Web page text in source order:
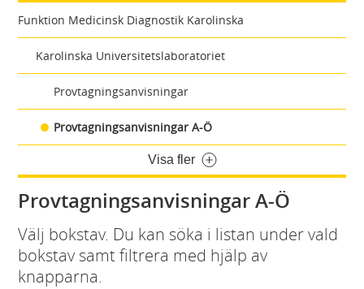
Funktion Medicinsk Diagnostik Karolinska
Karolinska Universitetslaboratoriet
Provtagningsanvisningar
Provtagningsanvisningar A-Ö
Visa fler
Provtagningsanvisningar A-Ö
Välj bokstav. Du kan söka i listan under vald
bokstav samt filtrera med hjälp av
knapparna.